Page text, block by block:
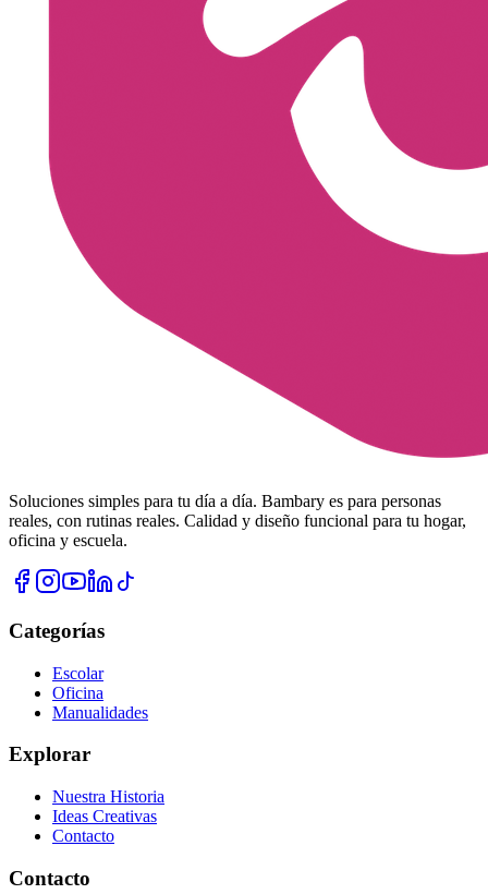
Soluciones simples para tu día a día. Bambary es para personas
reales, con rutinas reales. Calidad y diseño funcional para tu hogar,
oficina y escuela.
Categorías
Escolar
Oficina
Manualidades
Explorar
Nuestra Historia
Ideas Creativas
Contacto
Contacto